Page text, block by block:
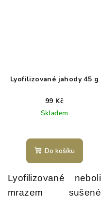
Lyofilizované jahody 45 g
99 Kč
Skladem
Do košíku
Lyofilizované neboli
mrazem sušené